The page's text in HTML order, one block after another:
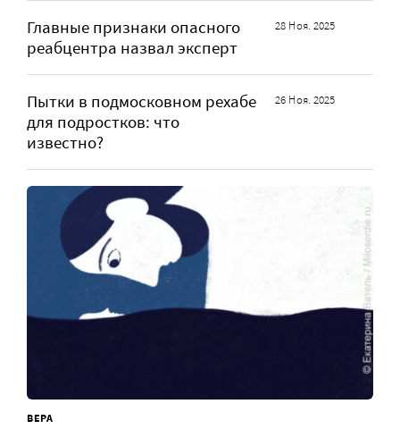
Главные признаки опасного
реабцентра назвал эксперт
28 Ноя. 2025
Пытки в подмосковном рехабе
для подростков: что
известно?
26 Ноя. 2025
ВЕРА